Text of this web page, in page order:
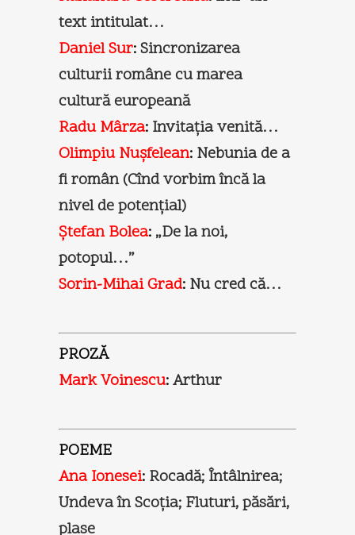
text intitulat…
Daniel Sur:Sincronizarea
culturii române cu marea
cultură europeană
Radu Mârza: Invitaţia venită…
Olimpiu Nuşfelean: Nebunia de a
fi român (Cînd vorbim încă la
nivel de potenţial)
Ştefan Bolea: „De la noi,
potopul…”
Sorin-Mihai Grad: Nu cred că…
PROZĂ
Mark Voinescu:Arthur
POEME
Ana Ionesei: Rocadă; Întâlnirea;
Undeva în Scoţia; Fluturi, păsări,
plase